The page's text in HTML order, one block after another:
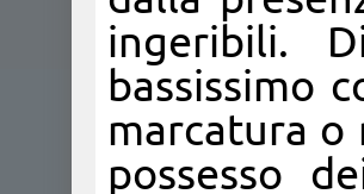
ingeribili.
bassissimo
marcatura o
possesso